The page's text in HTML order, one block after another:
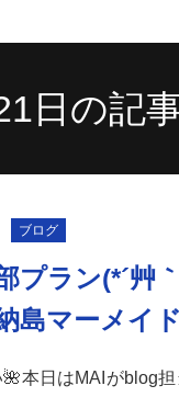
日の記
ブログ
プラン(*´艸
島マーメイド
本日はMAIがblog